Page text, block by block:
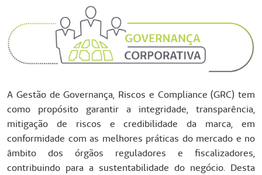
A Gestão de Governança, Riscos e Compliance (GRC) tem
como propósito garantir a integridade, transparência,
mitigação de riscos e credibilidade da marca, em
conformidade com as melhores práticas do mercado e no
âmbito dos órgãos reguladores e fiscalizadores,
contribuindo para a sustentabilidade do negócio. Desta